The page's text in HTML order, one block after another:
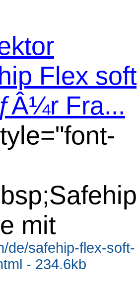
Flex soft
Fra...
mit
de/safehip-flex-soft-
- 234.6kb